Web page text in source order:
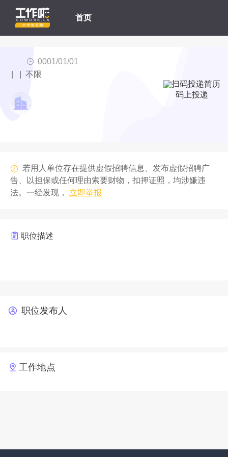
首页
0001/01/01
| | 不限
码上投递
若用人单位存在提供虚假招聘信息、发布虚假招聘广
告、以担保或任何理由索要财物，扣押证照，均涉嫌违
法。一经发现，
立即举报
职位描述
职位发布人
工作地点